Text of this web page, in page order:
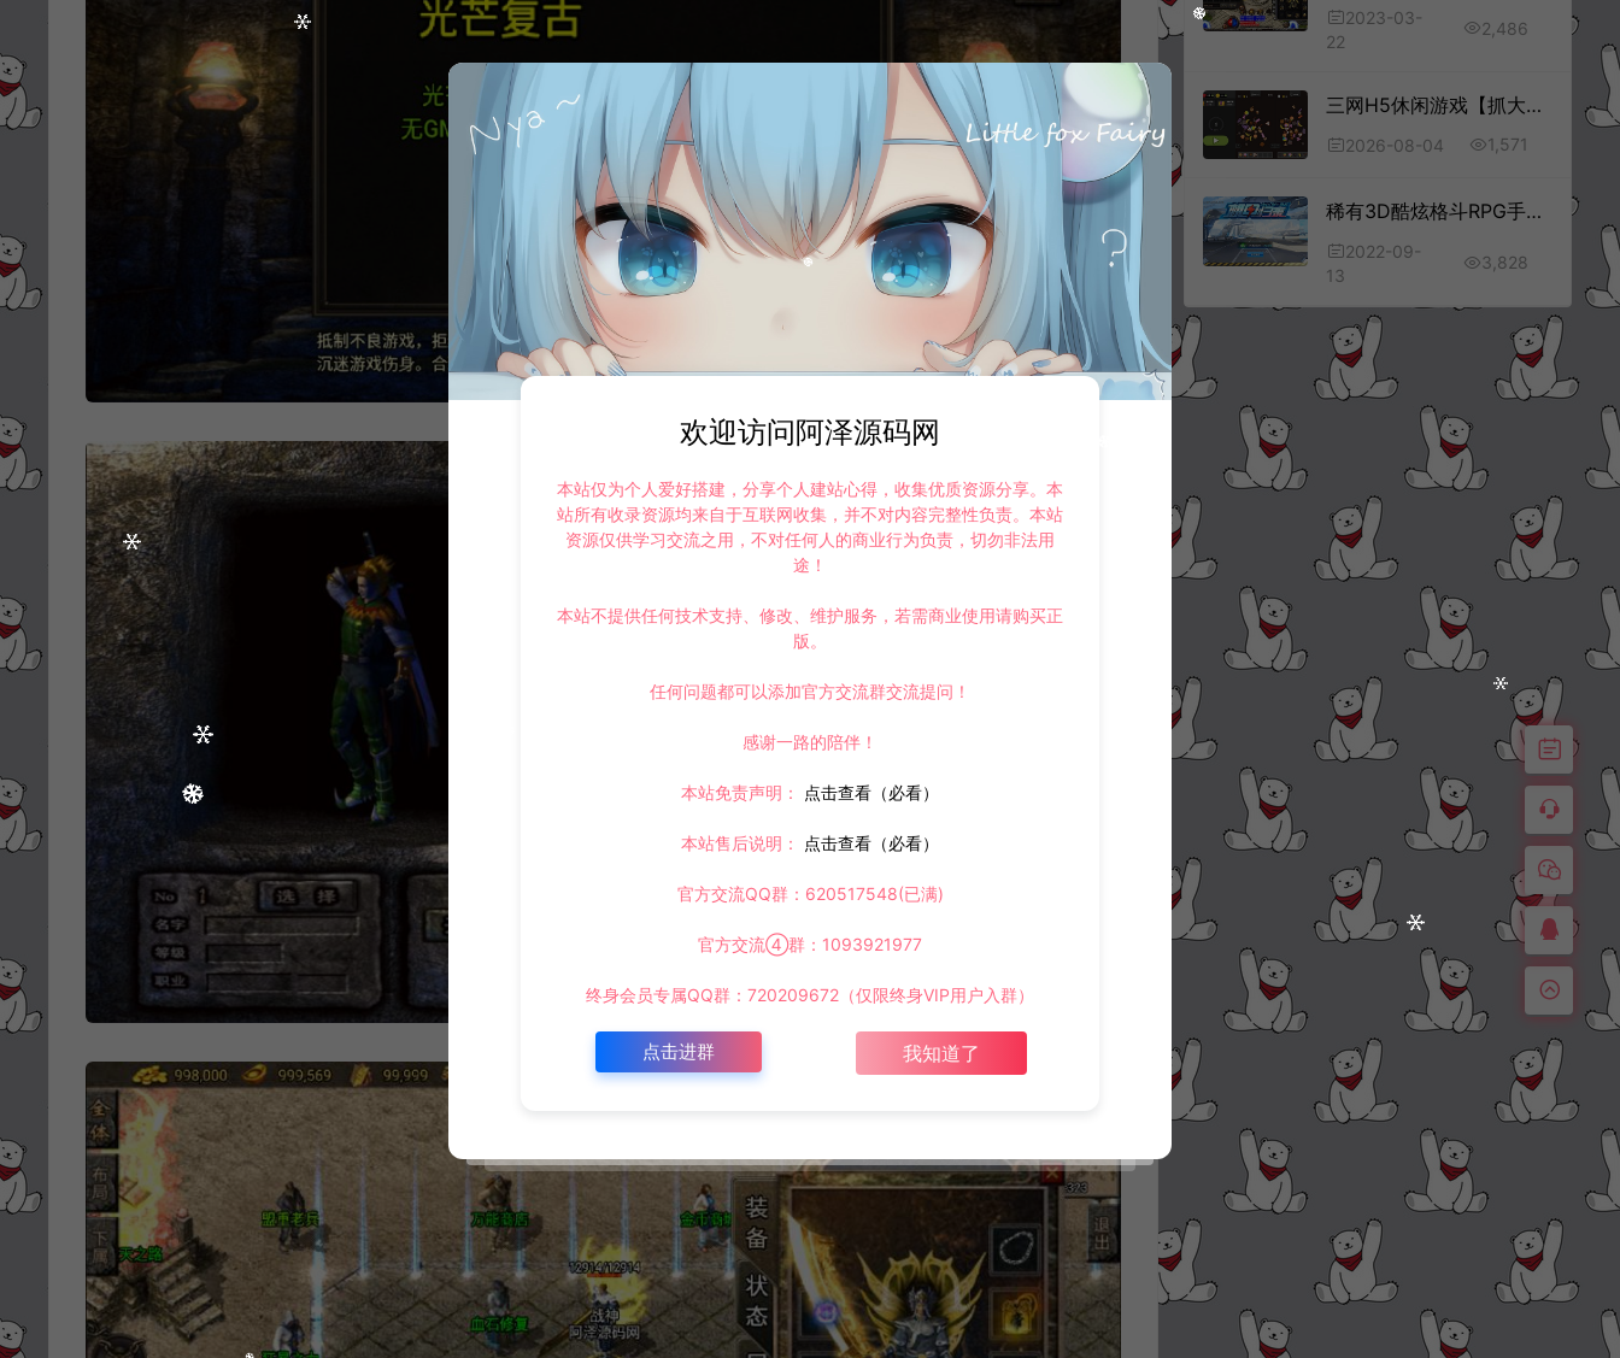
2023-03-
22
2,486
三网H5休闲游戏【抓大鹅H5】8月最新整理Linux手工服务端+Win一键服务端+解压即玩+简易安卓客户端+详细搭建教程
2026-08-04 1,571
稀有3D酷炫格斗RPG手游【机甲归来】9月最新整理Win一键服务端+CDK卡密充值后台+安卓+详细搭建教程
2022-09-
13
3,828
欢迎访问阿泽源码网
本站仅为个人爱好搭建，分享个人建站心得，收集优质资源分享。本
站所有收录资源均来自于互联网收集，并不对内容完整性负责。本站
资源仅供学习交流之用，不对任何人的商业行为负责，切勿非法用
途！
本站不提供任何技术支持、修改、维护服务，若需商业使用请购买正
版。
任何问题都可以添加官方交流群交流提问！
感谢一路的陪伴！
本站免责声明： 点击查看（必看）
本站售后说明： 点击查看（必看）
官方交流QQ群：620517548(已满)
官方交流④群：1093921977
终身会员专属QQ群：720209672（仅限终身VIP用户入群）
点击进群 我知道了